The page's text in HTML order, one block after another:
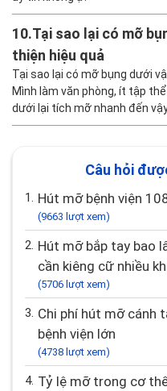
10.Tại sao lại có mỡ
thiện hiệu quả
Tại sao lại có mỡ bụng dưới
Mình làm văn phòng, ít tập
dưới lại tích mỡ nhanh đến
Câu hỏi
1. Hút mỡ bệnh viện
(9663 lượt xem)
2. Hút mỡ bắp tay bao lâu thì lành và hết đau? Có
cần kiêng cữ nhiều
(5706 lượt xem)
3. Chi phí hút mỡ cánh tay giá bao nhiêu tại các
bệnh viện lớn
(4738 lượt xem)
4. Tỷ lệ mỡ trong cơ thể bao nhiêu là tốt cho sức